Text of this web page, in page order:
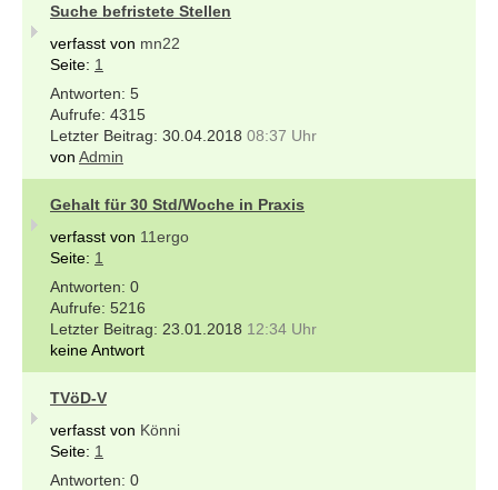
Suche befristete Stellen
verfasst von mn22
Seite: 1
5
4315
30.04.2018 08:37 Uhr
von Admin
Gehalt für 30 Std/Woche in Praxis
verfasst von 11ergo
Seite: 1
0
5216
23.01.2018 12:34 Uhr
keine Antwort
TVöD-V
verfasst von Könni
Seite: 1
0